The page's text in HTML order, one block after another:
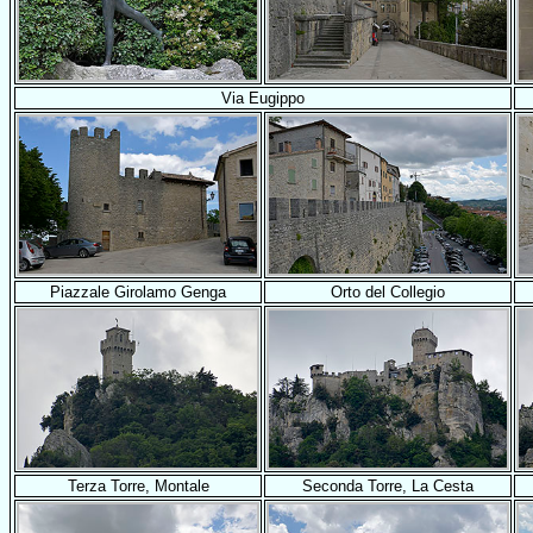
Via Eugippo
Piazzale Girolamo Genga Orto del Collegio
Terza Torre, Montale Seconda Torre, La Cesta